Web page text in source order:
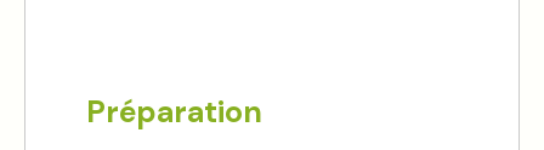
Préparation